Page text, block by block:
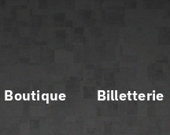
Boutique Billetterie